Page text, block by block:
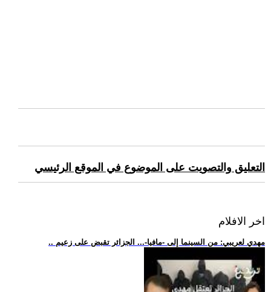
التعليق والتصويت على الموضوع في الموقع الرئيسي
اخر الافلام
.. مهدي لعريبي: من السينما إلى -مافيا-... الجزائر تقبض على زعيم